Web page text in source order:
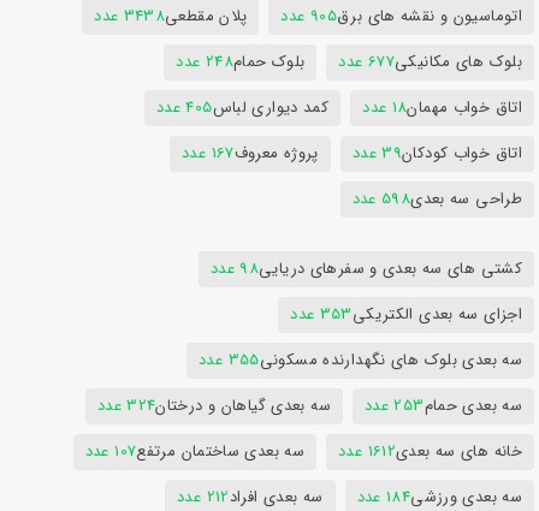
اتوماسیون و نقشه های برق905 عدد پلان مقطعی3438 عدد
بلوک های مکانیکی677 عدد بلوک حمام248 عدد
اتاق خواب مهمان18 عدد کمد دیواری لباس405 عدد
اتاق خواب کودکان39 عدد پروژه معروف167 عدد
طراحی سه بعدی598 عدد
کشتی های سه بعدی و سفرهای دریایی98 عدد
اجزای سه بعدی الکتریکی353 عدد
سه بعدی بلوک های نگهدارنده مسکونی355 عدد
سه بعدی حمام253 عدد سه بعدی گیاهان و درختان324 عدد
خانه های سه بعدی1612 عدد سه بعدی ساختمان مرتفع107 عدد
سه بعدی ورزشی184 عدد سه بعدی افراد212 عدد